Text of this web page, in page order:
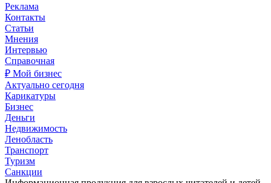
Реклама
Контакты
Статьи
Мнения
Интервью
Справочная
₽ Мой бизнес
Актуально сегодня
Карикатуры
Бизнес
Деньги
Недвижимость
Ленобласть
Транспорт
Туризм
Санкции